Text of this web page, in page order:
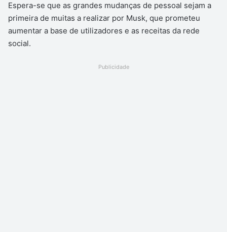
Espera-se que as grandes mudanças de pessoal sejam a
primeira de muitas a realizar por Musk, que prometeu
aumentar a base de utilizadores e as receitas da rede
social.
Publicidade